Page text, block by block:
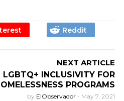
NEXT ARTICLE
INCLUSIVITY FOR
PROGRAMS
by ElObservador - May 7, 2021